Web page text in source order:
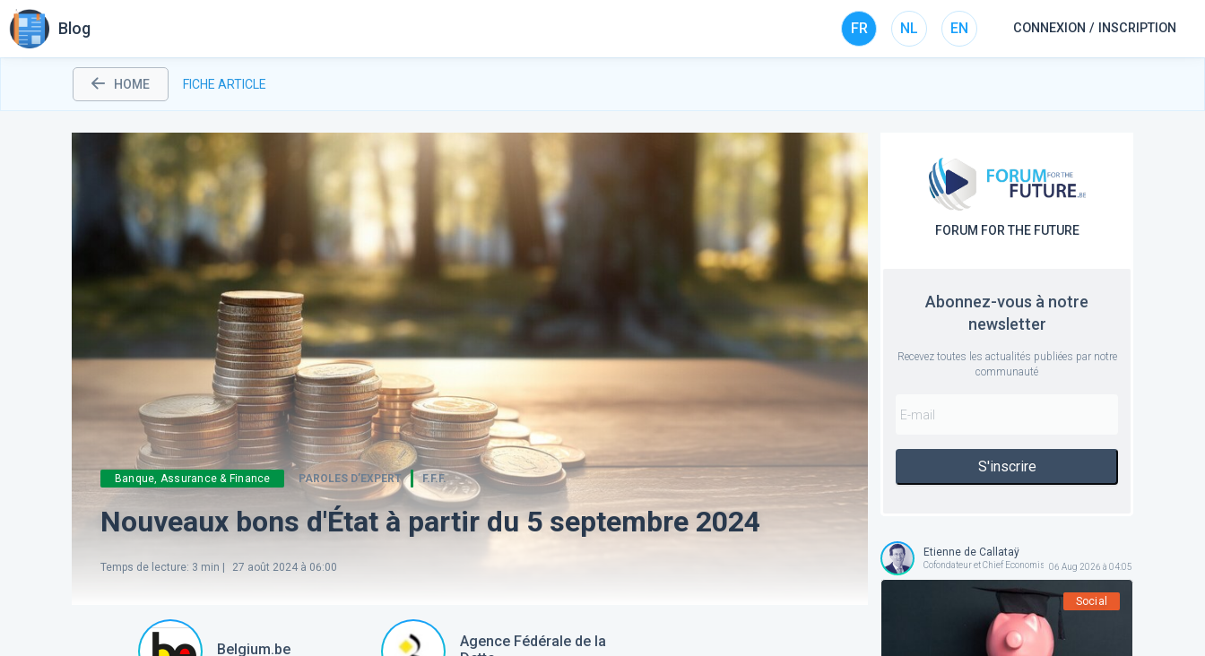
Blog FR NL EN CONNEXION / INSCRIPTION
HOME FICHE ARTICLE
Banque, Assurance & Finance PAROLES D’EXPERT F.F.F.
Nouveaux bons d'État à partir du 5 septembre 2024
Temps de lecture: 3 min | 27 août 2024 à 06:00
Belgium.be
Agence Fédérale de la
FORUM FOR THE FUTURE
Abonnez-vous à notre
newsletter
Recevez toutes les actualités publiées par notre
communauté
S'inscrire
Etienne de Callataÿ
Cofondateur et Chief Economist @ Orcadia Asset Management
06 Aug 2026 à 04:05
Social